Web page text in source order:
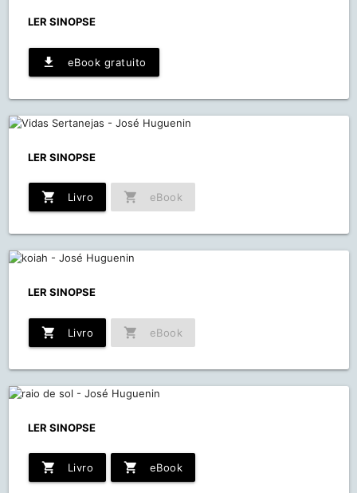
LER SINOPSE
file_download eBook gratuito
LER SINOPSE
shopping_cart Livro shopping_cart eBook
LER SINOPSE
shopping_cart Livro shopping_cart eBook
LER SINOPSE
shopping_cart Livro shopping_cart eBook